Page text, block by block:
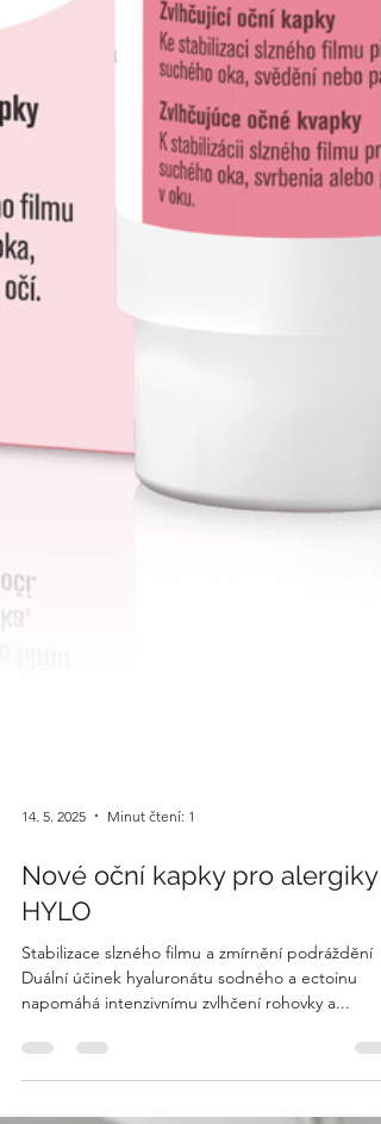
14. 5. 2025 Minut čtení: 1
HYLO
Stabilizace slzného filmu a zmírnění podráždění
napomáhá intenzivnímu zvlhčení rohovky a...